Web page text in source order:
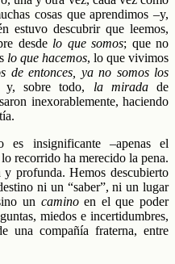
cosas que aprendimos –y,
estuvo descubrir que leemos,
desde lo que somos; que no
lo que hacemos, lo que vivimos
de entonces, ya no somos los
y, sobre todo, la miradade
inexorablemente, haciendo
es insignificante –apenas el
lo recorridoha merecido la pena.
y profunda.Hemos descubierto
ni un “saber”, niun lugar
un caminoen el que poder
miedos e incertidumbres,
una compañía fraterna,entre